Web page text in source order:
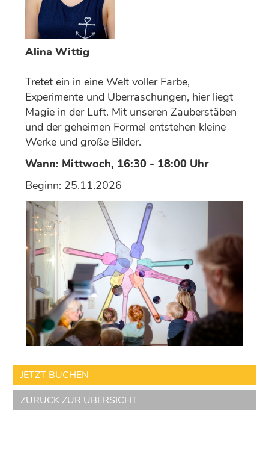
Alina Wittig
Tretet ein in eine Welt voller Farbe,
Experimente und Überraschungen, hier liegt
Magie in der Luft. Mit unseren Zauberstäben
und der geheimen Formel entstehen kleine
Werke und große Bilder.
Wann: Mittwoch, 16:30 - 18:00 Uhr
Beginn: 25.11.2026
JETZT BUCHEN
ZURÜCK ZUR ÜBERSICHT